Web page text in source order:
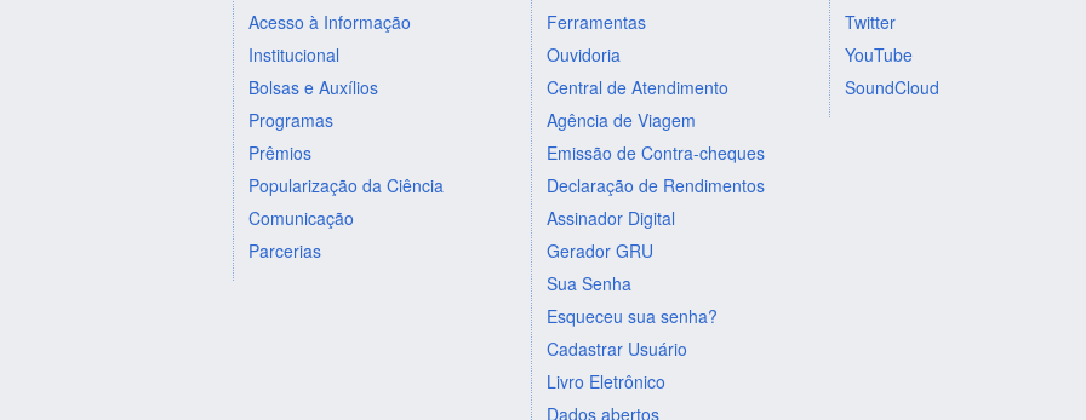
Acesso à Informação
Institucional
Bolsas e Auxílios
Programas
Prêmios
Popularização da Ciência
Comunicação
Parcerias
Ferramentas
Ouvidoria
Central de Atendimento
Agência de Viagem
Emissão de Contra-cheques
Declaração de Rendimentos
Assinador Digital
Gerador GRU
Sua Senha
Esqueceu sua senha?
Cadastrar Usuário
Livro Eletrônico
Dados abertos
Twitter
YouTube
SoundCloud